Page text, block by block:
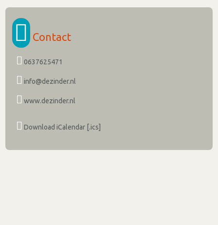
Contact
0637625471
info@dezinder.nl
www.dezinder.nl
Download iCalendar [.ics]